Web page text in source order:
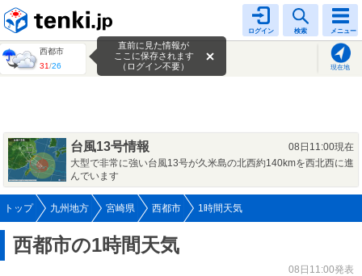
ログイン 検索 メニュー
西都市
31/26 現在地
直前に見た情報が
ここに保存されます
（ログイン不要）
台風13号情報
08日11:00現在
大型で非常に強い台風13号が久米島の北西約140kmを西北西に進
んでいます
トップ 九州地方 宮崎県 西都市 1時間天気
西都市の1時間天気
08日11:00発表